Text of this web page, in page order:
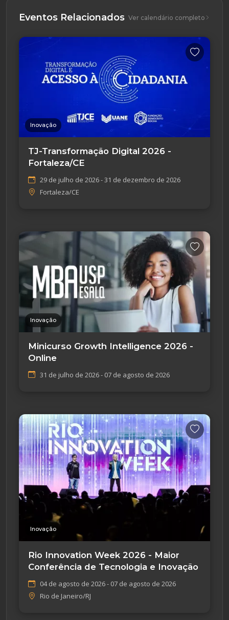
Eventos Relacionados Ver calendário completo
Inovação
TJ-Transformação Digital 2026 -
Fortaleza/CE
29 de julho de 2026 - 31 de dezembro de 2026
Fortaleza/CE
Inovação
Minicurso Growth Intelligence 2026 -
Online
31 de julho de 2026 - 07 de agosto de 2026
Inovação
Rio Innovation Week 2026 - Maior
Conferência de Tecnologia e Inovação
04 de agosto de 2026 - 07 de agosto de 2026
Rio de Janeiro/RJ